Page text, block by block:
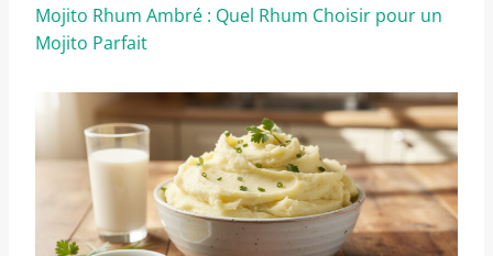
Mojito Rhum Ambré : Quel Rhum Choisir pour un
Mojito Parfait